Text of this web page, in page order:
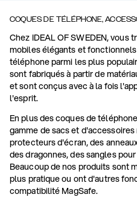
COQUES DE TÉLÉPHONE,
Chez IDEAL OF SWEDEN, vous
mobiles élégants et
téléphone parmi les plus
sont fabriqués à partir de
et sont conçus avec à la fois
l'esprit.
En plus des coques de
gamme de sacs et
protecteurs d'écran, des
des dragonnes, des sangles
Beaucoup de nos produits sont
plus pratique ou ont d'autres
compatibilité MagSafe.